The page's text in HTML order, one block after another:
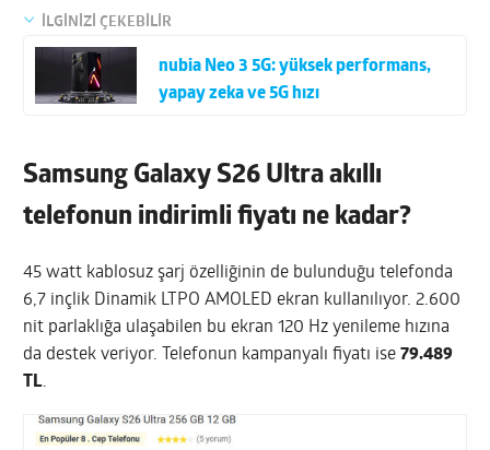
İLGİNİZİ ÇEKEBİLİR
nubia Neo 3 5G: yüksek performans,
yapay zeka ve 5G hızı
Samsung Galaxy S26 Ultra akıllı
telefonun indirimli fiyatı ne kadar?
45 watt kablosuz şarj özelliğinin de bulunduğu telefonda
6,7 inçlik Dinamik LTPO AMOLED ekran kullanılıyor. 2.600
nit parlaklığa ulaşabilen bu ekran 120 Hz yenileme hızına
da destek veriyor. Telefonun kampanyalı fiyatı ise79.489
TL.